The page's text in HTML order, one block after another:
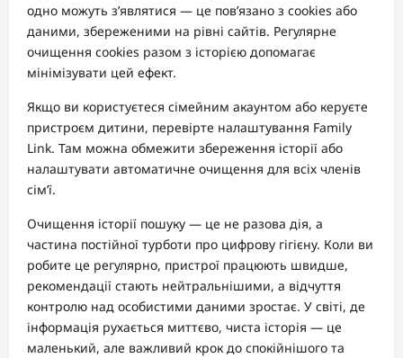
одно можуть з’являтися — це пов’язано з cookies або
даними, збереженими на рівні сайтів. Регулярне
очищення cookies разом з історією допомагає
мінімізувати цей ефект.
Якщо ви користуєтеся сімейним акаунтом або керуєте
пристроєм дитини, перевірте налаштування Family
Link. Там можна обмежити збереження історії або
налаштувати автоматичне очищення для всіх членів
сім’ї.
Очищення історії пошуку — це не разова дія, а
частина постійної турботи про цифрову гігієну. Коли ви
робите це регулярно, пристрої працюють швидше,
рекомендації стають нейтральнішими, а відчуття
контролю над особистими даними зростає. У світі, де
інформація рухається миттєво, чиста історія — це
маленький, але важливий крок до спокійнішого та